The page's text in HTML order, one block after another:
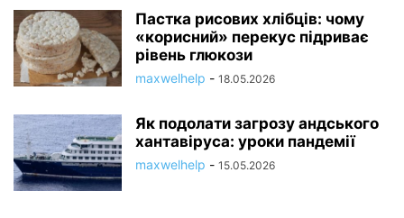
Пастка рисових хлібців: чому
«корисний» перекус підриває
рівень глюкози
maxwelhelp - 18.05.2026
Як подолати загрозу андського
хантавіруса: уроки пандемії
maxwelhelp - 15.05.2026